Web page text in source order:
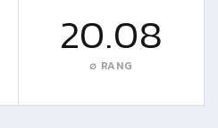
20.08
∅ RANG